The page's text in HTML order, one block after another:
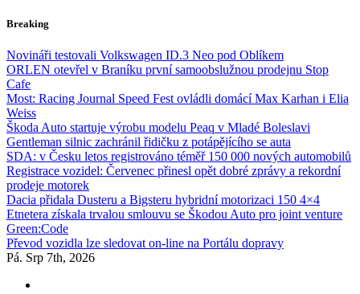
Skip
content
Breaking
Novináři testovali Volkswagen ID.3 Neo pod Oblíkem
ORLEN otevřel v Braníku první samoobslužnou prodejnu Stop
Cafe
Most: Racing Journal Speed Fest ovládli domácí Max Karhan i Elia
Weiss
Škoda Auto startuje výrobu modelu Peaq v Mladé Boleslavi
Gentleman silnic zachránil řidičku z potápějícího se auta
SDA: v Česku letos registrováno téměř 150 000 nových automobilů
Registrace vozidel: Červenec přinesl opět dobré zprávy a rekordní
prodeje motorek
Dacia přidala Dusteru a Bigsteru hybridní motorizaci 150 4×4
Etnetera získala trvalou smlouvu se Škodou Auto pro joint venture
Green:Code
Převod vozidla lze sledovat on-line na Portálu dopravy
Pá. Srp 7th, 2026